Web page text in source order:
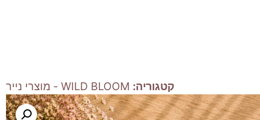
קטגוריה: WILD BLOOM - מוצרי נייר